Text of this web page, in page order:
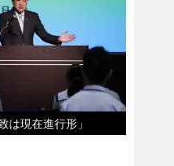
は現在進行形」